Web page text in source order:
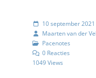
10 september 2021
Maarten van der
Pacenotes
0 Reacties
1049 Views